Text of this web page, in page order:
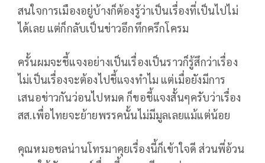
สนใจการเมืองอยู่บ้างก็ต้องรู้ว่าเป็นเรื่องที่เป็นไปไม่
ได้เลย แต่ก็กลับเป็นข่าวอึกทึกครึกโครม
ครั้นผมจะชี้แจงอย่างเป็นเรื่องเป็นราวก็รู้สึกว่าเรื่อง
ไม่เป็นเรื่องจะต้องไปชี้แจงทำไม แต่เมื่อยังมีการ
เสนอข่าวกันว่อนไปหมด ก็ขอชี้แจงสั้นๆครับว่าเรื่อง
สส.เพื่อไทยจะย้ายพรรคนั้นไม่มีมูลเลยแม้แต่น้อย
คุณหมอชลน่านโทรมาคุยเรื่องนี้ก็เข้าใจดี ส่วนพี่อ้วน